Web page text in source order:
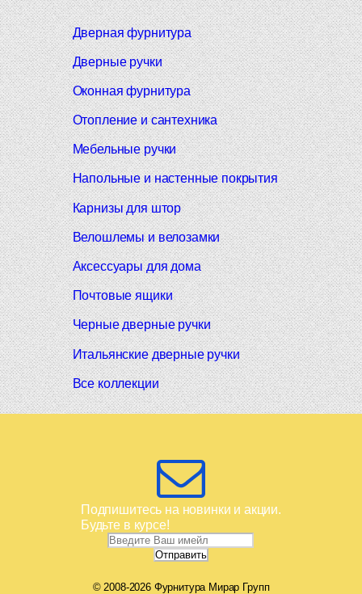
Дверная фурнитура
Дверные ручки
Оконная фурнитура
Отопление и сантехника
Мебельные ручки
Напольные и настенные покрытия
Карнизы для штор
Велошлемы и велозамки
Аксессуары для дома
Почтовые ящики
Черные дверные ручки
Итальянские дверные ручки
Все коллекции
Подпишитесь на новинки и акции.
Будьте в курсе!
© 2008-2026 Фурнитура Мирар Групп